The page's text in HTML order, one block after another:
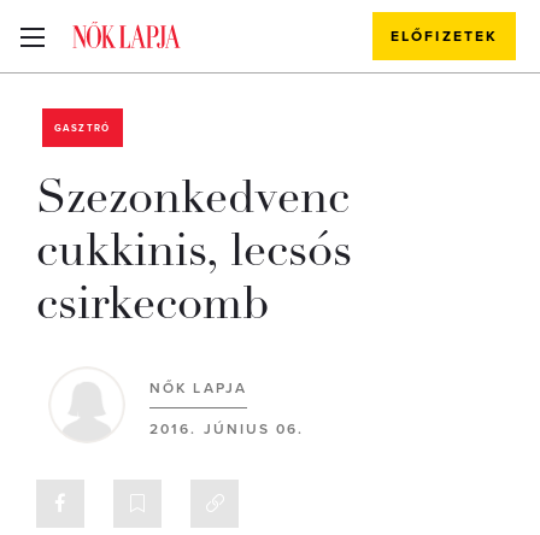
ELŐFIZETEK
GASZTRÓ
Szezonkedvenc
cukkinis, lecsós
csirkecomb
NŐK LAPJA
2016. JÚNIUS 06.